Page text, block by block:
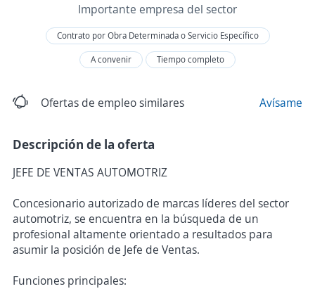
Importante empresa del sector
Contrato por Obra Determinada o Servicio Específico
A convenir
Tiempo completo
Ofertas de empleo similares Avísame
Descripción de la oferta
JEFE DE VENTAS AUTOMOTRIZ
Concesionario autorizado de marcas líderes del sector
automotriz, se encuentra en la búsqueda de un
profesional altamente orientado a resultados para
asumir la posición de Jefe de Ventas.
Funciones principales: